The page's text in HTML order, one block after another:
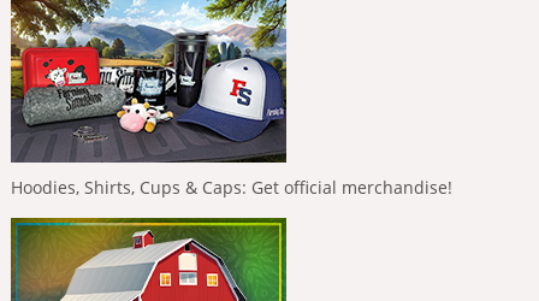
Hoodies, Shirts, Cups & Caps: Get official merchandise!